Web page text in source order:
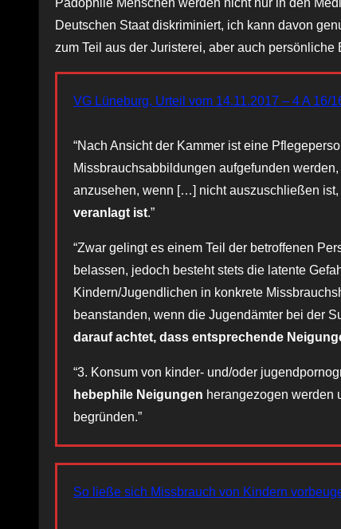
Pädophile Menschen werden nicht nur in den
Deutschen Staat diskriminiert, ich kann davon
zum Teil aus der Juristerei, aber auch persönliche
VG Lüneburg, Urteil vom 14.11.2017 – 4 A 16/
“Nach Ansicht der Kammer ist eine
Missbrauchsabbildungen aufgefunden
anzusehen, wenn […] nicht auszuschließen
veranlagt ist.”
“Zwar gelingt es einem Teil der betroffenen
belassen, jedoch besteht stets die latente
Kindern/Jugendlichen in konkrete
beanstanden, wenn die Jugendämter bei der
darauf achtet, dass entsprechende
“3. Konsum von kinder- und/oder
hebephile Neigungen herangezogen werden
begründen.”
So ließe sich Missbrauch von Kindern